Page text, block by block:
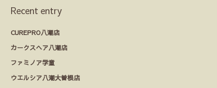
Recent entry
CUREPRO八潮店
カークスヘア八潮店
ファミノア学童
ウエルシア八潮大曽根店